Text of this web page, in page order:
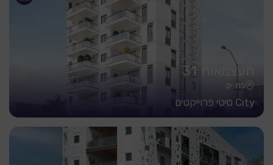
בת ים
City סיטי פרוייקטים